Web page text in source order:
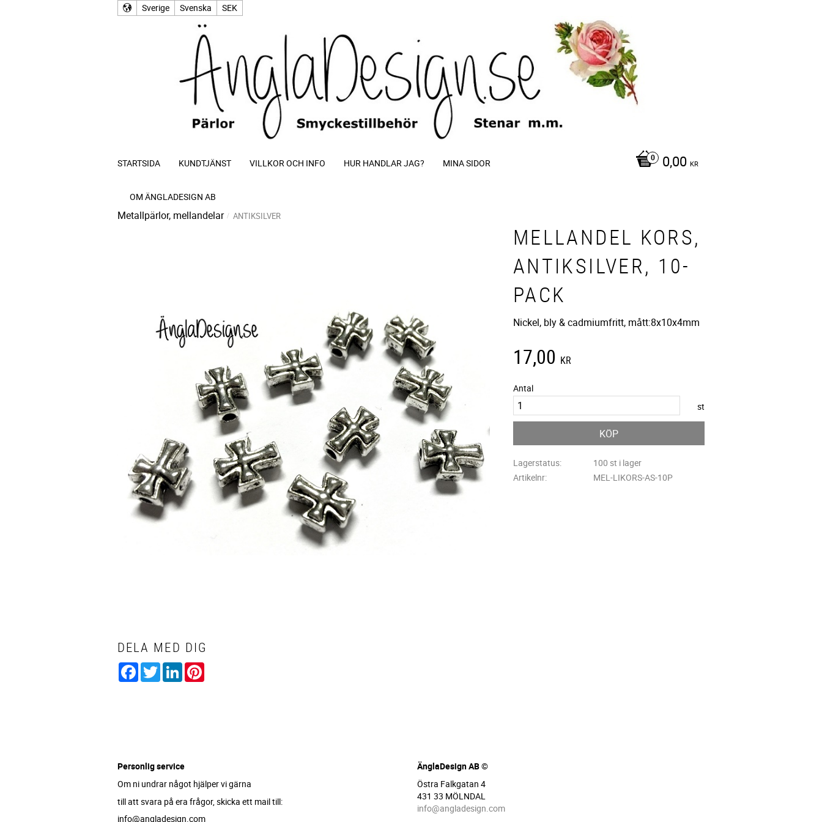
Sverige Svenska SEK
0,00 KR
STARTSIDA KUNDTJÄNST VILLKOR OCH INFO HUR HANDLAR JAG? MINA SIDOR
OM ÄNGLADESIGN AB
Metallpärlor, mellandelar ANTIKSILVER
MELLANDEL KORS,
ANTIKSILVER, 10-
PACK
Nickel, bly & cadmiumfritt, mått:8x10x4mm
17,00 KR
Antal
st
KÖP
Lagerstatus
100 st i lager
Artikelnr
MEL-LIKORS-AS-10P
DELA MED DIG
Facebook
TwitterLinkedIn
Personlig service
Om ni undrar något hjälper vi gärna
till att svara på era frågor, skicka ett mail till:
info@angladesign.com
ÄnglaDesign AB ©
Östra Falkgatan 4
431 33 MÖLNDAL
info@angladesign.com